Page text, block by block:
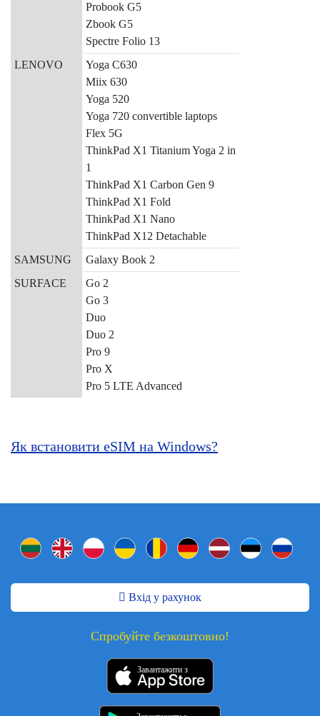
Probook G5
Zbook G5
Spectre Folio 13
LENOVO
Yoga C630
Miix 630
Yoga 520
Yoga 720 convertible laptops
Flex 5G
ThinkPad X1 Titanium Yoga 2 in
1
ThinkPad X1 Carbon Gen 9
ThinkPad X1 Fold
ThinkPad X1 Nano
ThinkPad X12 Detachable
SAMSUNG
Galaxy Book 2
SURFACE
Go 2
Go 3
Duo
Duo 2
Pro 9
Pro X
Pro 5 LTE Advanced
Як встановити eSIM на Windows?
Вхід у рахунок
Спробуйте безкоштовно!
Завантажити з